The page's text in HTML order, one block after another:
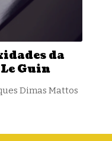
da
Guin
Dimas Mattos